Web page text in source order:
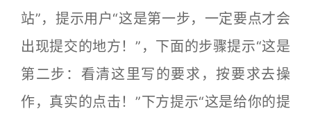
站”，提示用户“这是第一步，一定要点才会
出现提交的地方！”，下面的步骤提示“这是
第二步：看清这里写的要求，按要求去操
作，真实的点击！”下方提示“这是给你的提